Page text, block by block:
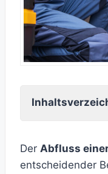
Der Abfluss
entscheidender